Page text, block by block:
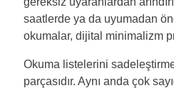
saatlerde ya da uyumadan
okumalar, dijital minimalizm
Okuma listelerini
parçasıdır. Aynı anda çok